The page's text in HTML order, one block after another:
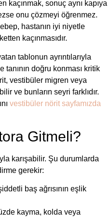
kaçınmak, sonuç aynı kapıya
onu çözmeyi öğrenmez.
hastanın iyi niyetle
kaçınmasıdır.
tablonun ayrıntılarıyla
doğru konması kritik
vestibüler migren veya
ve bunların seyri farklıdır.
vestibüler nörit sayfamızda
Gitmeli?
karışabilir. Şu durumlarda
gerekir:
baş ağrısının eşlik
kayma, kolda veya